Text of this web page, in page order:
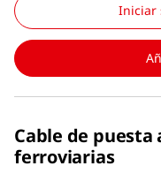
Iniciar
Cable de
ferroviarias